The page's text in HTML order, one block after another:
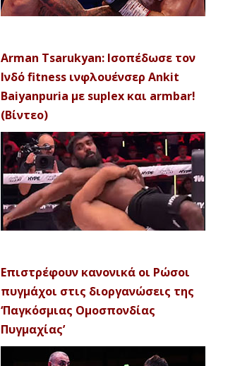
Arman Tsarukyan: Ισοπέδωσε τον
Ινδό fitness ινφλουένσερ Ankit
Baiyanpuria με suplex και armbar!
(Βίντεο)
Επιστρέφουν κανονικά οι Ρώσοι
πυγμάχοι στις διοργανώσεις της
‘Παγκόσμιας Ομοσπονδίας
Πυγμαχίας’